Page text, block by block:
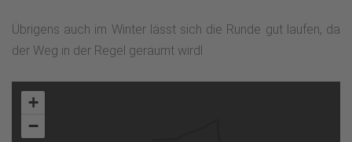
Übrigens auch im Winter lässt sich die Runde gut laufen, da
der Weg in der Regel geräumt wirdl
+
−